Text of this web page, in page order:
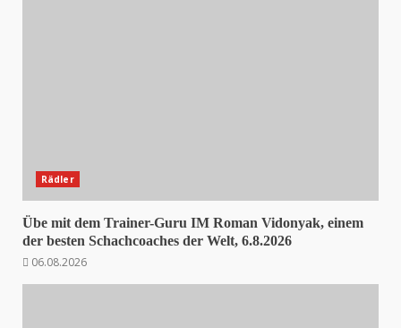
Rädler
Übe mit dem Trainer-Guru IM Roman Vidonyak, einem
der besten Schachcoaches der Welt, 6.8.2026
06.08.2026